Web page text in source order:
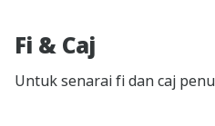
Fi & Caj
Untuk senarai fi dan caj